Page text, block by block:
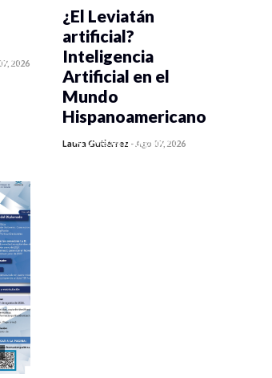
2026
0 veces compartido
¿El Leviatán
artificial?
Inteligencia
Artificial en el
Mundo
Hispanoamericano
Laura Gutiérrez -Ago 07, 2026